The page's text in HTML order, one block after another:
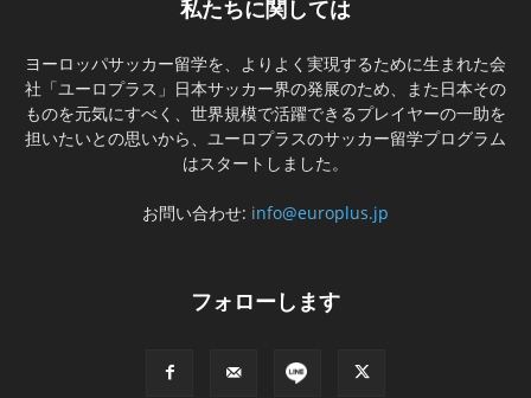
私たちに関しては
ヨーロッパサッカー留学を、よりよく実現するために生まれた会
社「ユーロプラス」日本サッカー界の発展のため、また日本その
ものを元気にすべく、世界規模で活躍できるプレイヤーの一助を
担いたいとの思いから、ユーロプラスのサッカー留学プログラム
はスタートしました。
お問い合わせ: info@europlus.jp
フォローします